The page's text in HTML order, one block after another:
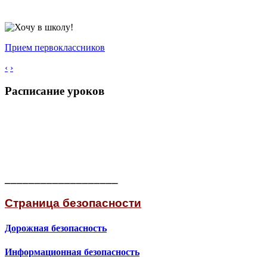
Прием первоклассников
‹ ›
Расписание уроков
Страница безопасности
Дорожная безопасность
Информационная безопасность